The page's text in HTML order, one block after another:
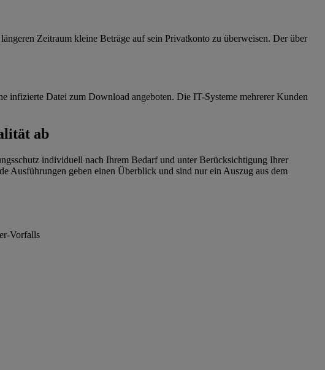
Zeitraum kleine Beträge auf sein Privatkonto zu überweisen. Der über
infizierte Datei zum Download angeboten. Die IT-Systeme mehrerer Kunden
ab
individuell nach Ihrem Bedarf und unter Berücksichtigung Ihrer
Ausführungen geben einen Überblick und sind nur ein Auszug aus dem
Vorfalls